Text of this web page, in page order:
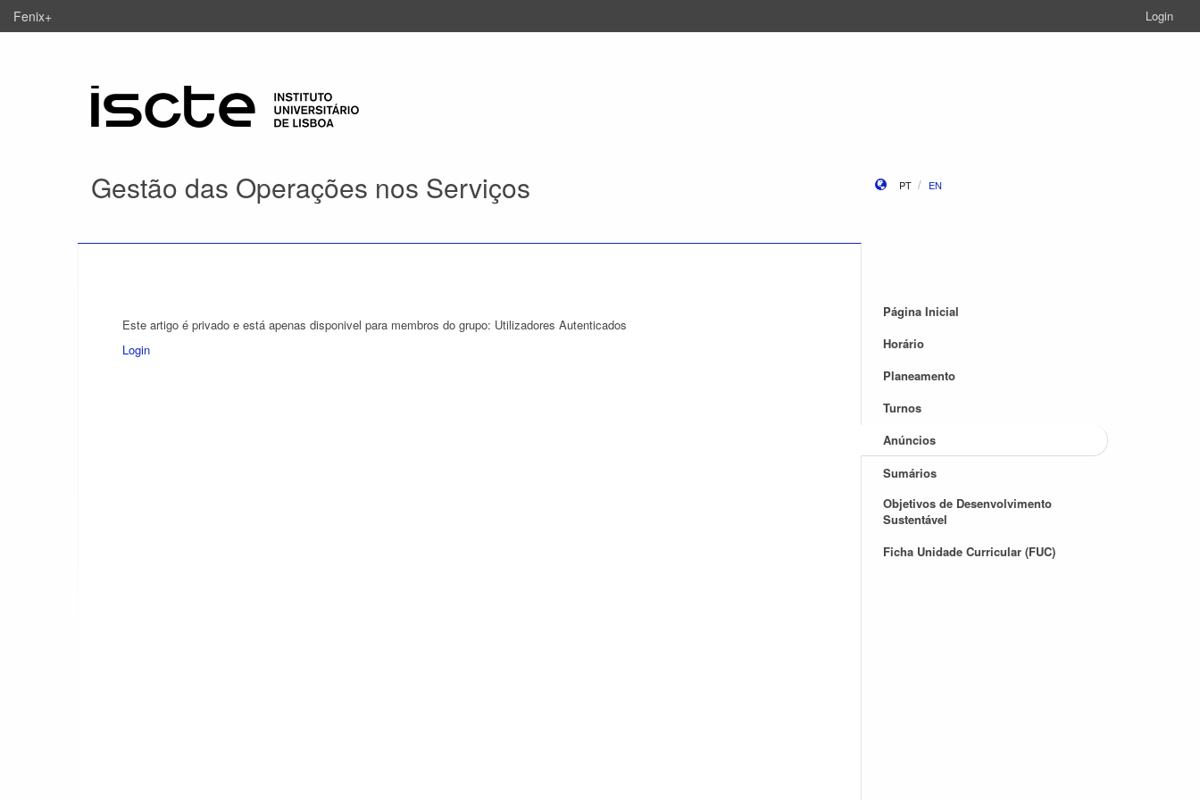
Fenix+ Login
Gestão das Operações nos Serviços PT EN
Este artigo é privado e está apenas disponivel para membros do grupo: Utilizadores Autenticados
Login
Página Inicial
Horário
Planeamento
Turnos
Anúncios
Sumários
Objetivos de Desenvolvimento
Sustentável
Ficha Unidade Curricular (FUC)